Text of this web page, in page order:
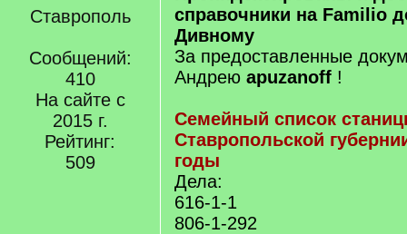
Ставрополь
Сообщений:
410
На сайте с
2015 г.
Рейтинг:
509
справочники на Familio
Дивному
За предоставленные
Андрею apuzanoff !
Семейный список
Ставропольской
годы
Дела:
616-1-1
806-1-292